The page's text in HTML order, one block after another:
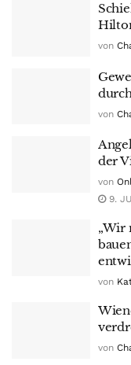
von
von
der
von
9.
„Wir
von
von